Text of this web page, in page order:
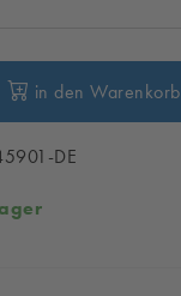
in den Warenkorb
DE